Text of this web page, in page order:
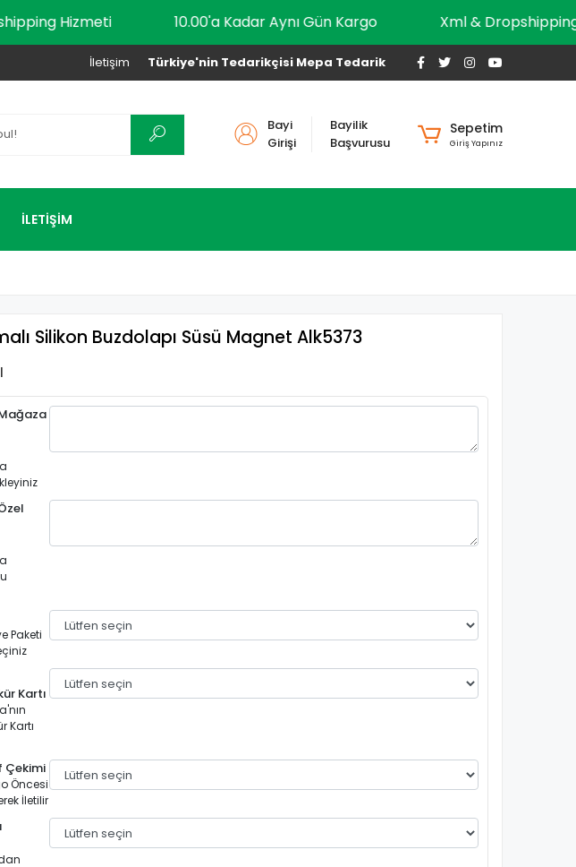
Hizmeti 10.00'a Kadar Aynı Gün Kargo Xml &
Türkiye'nin Tedarikçisi Mepa Tedarik
İletişim
Bayi
Girişi
Bayilik
Başvurusu
Sepetim
Giriş Yapınız
İLETİŞİM
Silikon Buzdolapı Süsü Magnet Alk5373
Paketi
Kartı
Kartı
Çekimi
Öncesi
İletilir